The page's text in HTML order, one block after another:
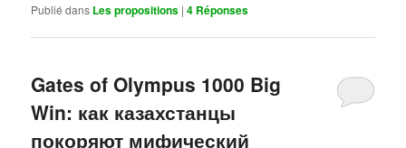
Publié dans Les propositions |4 Réponses
Gates of Olympus 1000 Big
Win: как казахстанцы
покоряют мифический